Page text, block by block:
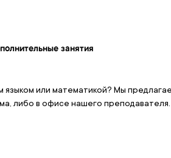
занятия
или математикой? Мы
либо в офисе нашего преподавателя.